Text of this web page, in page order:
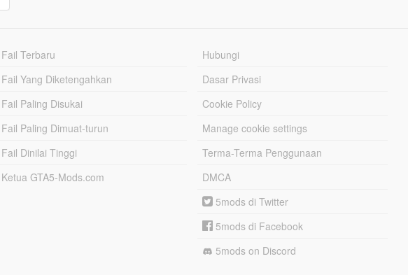
Fail Terbaru
Fail Yang Diketengahkan
Fail Paling Disukai
Fail Paling Dimuat-turun
Fail Dinilai Tinggi
Ketua GTA5-Mods.com
Hubungi
Dasar Privasi
Cookie Policy
Manage cookie settings
Terma-Terma Penggunaan
DMCA
5mods di Twitter
5mods di Facebook
5mods on Discord